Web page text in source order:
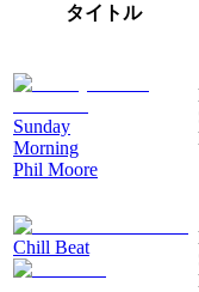
タイトル
Sunday
Morning
Phil Moore
Chill Beat